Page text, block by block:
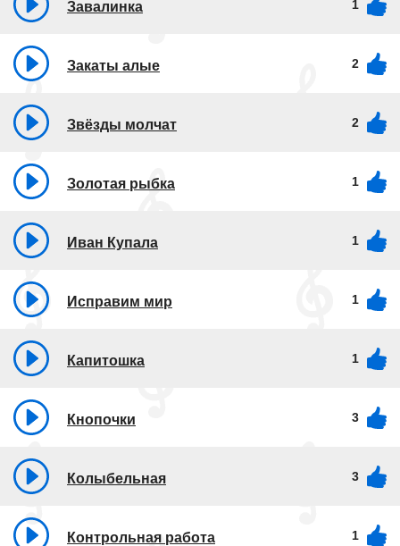
Завалинка 1
Закаты алые 2
Звёзды молчат 2
Золотая рыбка 1
Иван Купала 1
Исправим мир 1
Капитошка 1
Кнопочки 3
Колыбельная 3
Контрольная работа 1